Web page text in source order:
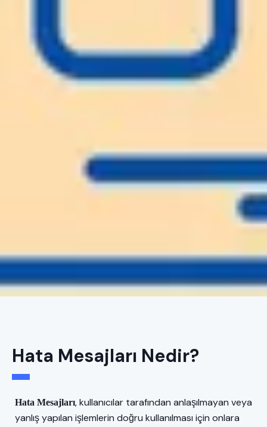
Hata Mesajları Nedir?
Hata Mesajları, kullanıcılar tarafından anlaşılmayan veya
yanlış yapılan işlemlerin doğru kullanılması için onlara